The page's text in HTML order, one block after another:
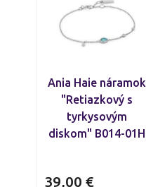
Ania Haie náramok
"Retiazkový s
tyrkysovým
diskom" B014-01H
39,00 €